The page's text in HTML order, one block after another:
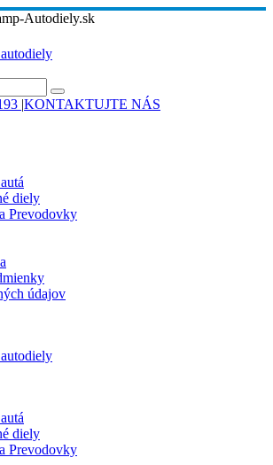
Autodiely.sk
|KONTAKTUJTE NÁS
diely
Prevodovky
údajov
diely
Prevodovky